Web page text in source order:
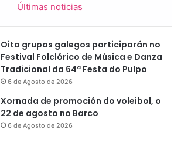
Últimas noticias
Oito grupos galegos participarán no
Festival Folclórico de Música e Danza
Tradicional da 64ª Festa do Pulpo
6 de Agosto de 2026
Xornada de promoción do voleibol, o
22 de agosto no Barco
6 de Agosto de 2026